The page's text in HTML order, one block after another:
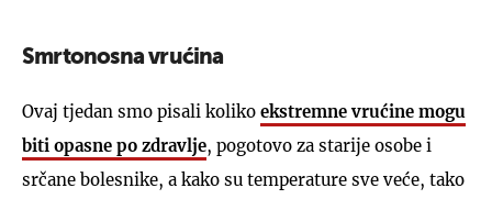
Smrtonosna vrućina
Ovaj tjedan smo pisali koliko ekstremne vrućine mogu
biti opasne po zdravlje, pogotovo za starije osobe i
srčane bolesnike, a kako su temperature sve veće, tako